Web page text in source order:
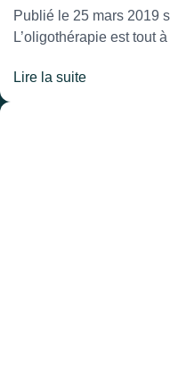
Publié le 25 mars 2019
L’oligothérapie est tout
Lire la suite